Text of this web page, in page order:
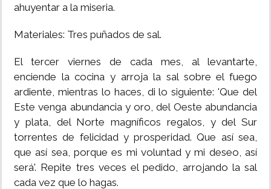
INSÓLITAS
IMPRESO
ahuyentar a la miseria.
Materiales: Tres puñados de sal.
El tercer viernes de cada mes, al levantarte,
enciende la cocina y arroja la sal sobre el fuego
ardiente, mientras lo haces, di lo siguiente: 'Que del
Este venga abundancia y oro, del Oeste abundancia
y plata, del Norte magníficos regalos, y del Sur
torrentes de felicidad y prosperidad. Que así sea,
que así sea, porque es mi voluntad y mi deseo, así
será'. Repite tres veces el pedido, arrojando la sal
cada vez que lo hagas.